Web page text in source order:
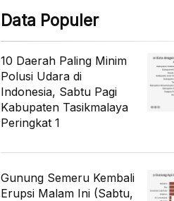
Data Populer
10 Daerah Paling Minim
Polusi Udara di
Indonesia, Sabtu Pagi
Kabupaten Tasikmalaya
Peringkat 1
Gunung Semeru Kembali
Erupsi Malam Ini (Sabtu,